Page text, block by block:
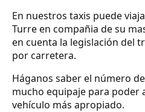
En nuestros taxis puede
Turre en compañia de su
en cuenta la legislación del
por carretera.
Háganos saber el número
mucho equipaje para poder
vehículo más apropiado.